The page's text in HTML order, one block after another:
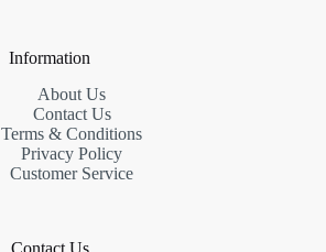
Information
About Us
Contact Us
Terms & Conditions
Privacy Policy
Customer Service